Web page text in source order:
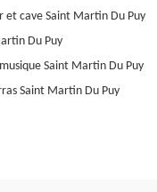
et cave Saint Martin Du Puy
Du Puy
Saint Martin Du Puy
Saint Martin Du Puy